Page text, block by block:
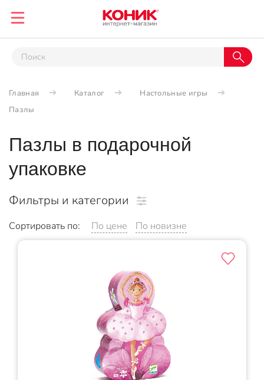
Главная Каталог
Настольные игры
Пазлы
Пазлы в подарочной
упаковке
Фильтры и категории
Сортировать по: По цене По новизне